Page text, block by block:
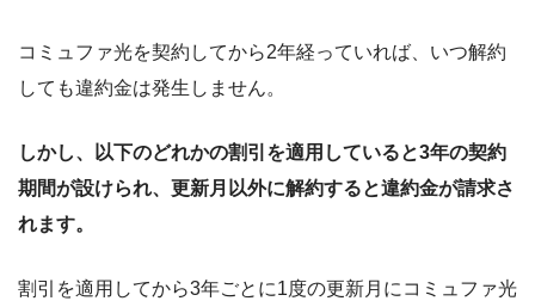
コミュファ光を契約してから2年経っていれば、いつ解約
しても違約金は発生しません。
しかし、以下のどれかの割引を適用していると3年の契約
期間が設けられ、更新月以外に解約すると違約金が請求さ
れます。
割引を適用してから3年ごとに1度の更新月にコミュファ光